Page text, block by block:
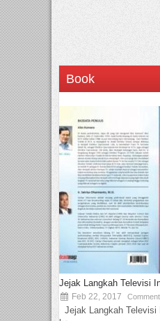
Book
Jejak Langkah Televisi
Feb 22, 2017
Jejak Langkah Televisi